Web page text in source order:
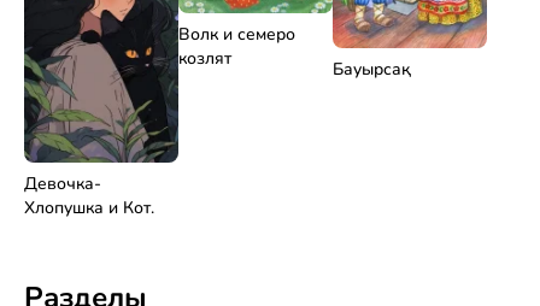
Девочка-
Хлопушка и Кот.
Волк и семеро
козлят
Бауырсақ
Разделы